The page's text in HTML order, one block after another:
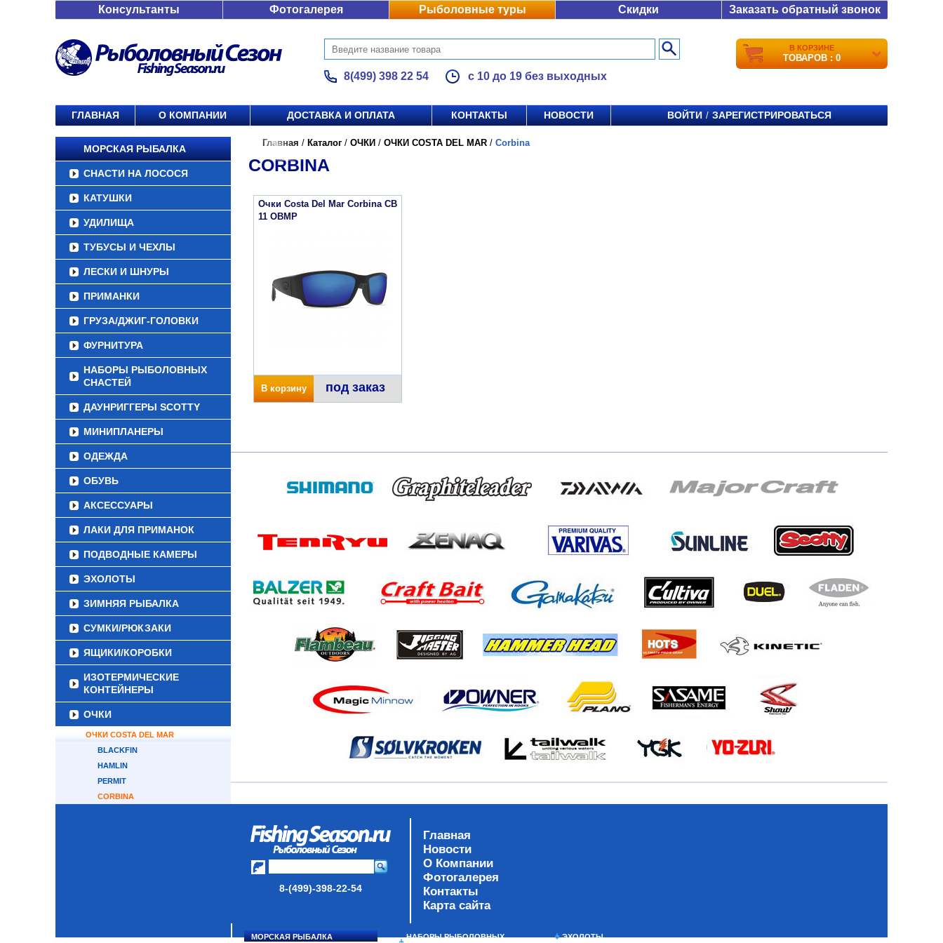
Консультанты Фотогалерея Рыболовные туры Скидки Заказать обратный звонок
8(499) 398 22 54 с 10 до 19 без выходных
В КОРЗИНЕ
ТОВАРОВ : 0
ГЛАВНАЯ О КОМПАНИИ ДОСТАВКА И ОПЛАТА КОНТАКТЫ НОВОСТИ ВОЙТИ / ЗАРЕГИСТРИРОВАТЬСЯ
МОРСКАЯ РЫБАЛКА
СНАСТИ НА ЛОСОСЯ
КАТУШКИ
УДИЛИЩА
ТУБУСЫ И ЧЕХЛЫ
ЛЕСКИ И ШНУРЫ
ПРИМАНКИ
ГРУЗА/ДЖИГ-ГОЛОВКИ
ФУРНИТУРА
НАБОРЫ РЫБОЛОВНЫХ
СНАСТЕЙ
ДАУНРИГГЕРЫ SCOTTY
МИНИПЛАНЕРЫ
ОДЕЖДА
ОБУВЬ
АКСЕССУАРЫ
ЛАКИ ДЛЯ ПРИМАНОК
ПОДВОДНЫЕ КАМЕРЫ
ЭХОЛОТЫ
ЗИМНЯЯ РЫБАЛКА
СУМКИ/РЮКЗАКИ
ЯЩИКИ/КОРОБКИ
ИЗОТЕРМИЧЕСКИЕ
КОНТЕЙНЕРЫ
ОЧКИ
ОЧКИ COSTA DEL MAR
BLACKFIN
HAMLIN
PERMIT
CORBINA
Главная / Каталог / ОЧКИ / ОЧКИ COSTA DEL MAR / Corbina
CORBINA
Очки Costa Del Mar Corbina CB
11 OBMP
В корзину под заказ
8-(499)-398-22-54
Главная
Новости
О Компании
Фотогалерея
Контакты
Карта сайта
МОРСКАЯ РЫБАЛКА НАБОРЫ РЫБОЛОВНЫХ ЭХОЛОТЫ